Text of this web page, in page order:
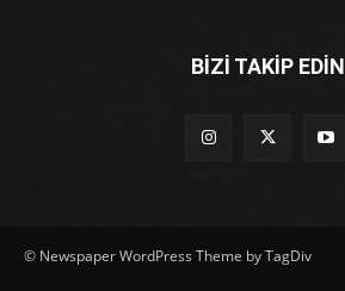
BİZİ TAKİP EDİN
© Newspaper WordPress Theme by TagDiv